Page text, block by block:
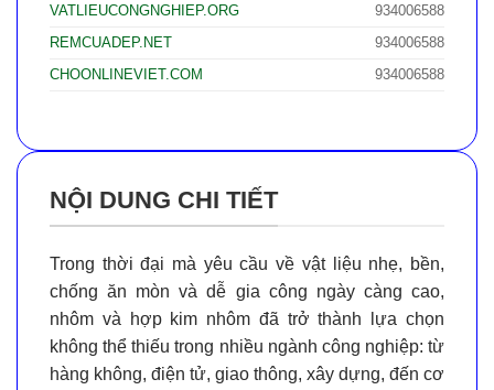
VATLIEUCONGNGHIEP.ORG
934006588
REMCUADEP.NET
934006588
CHOONLINEVIET.COM
934006588
NỘI DUNG CHI TIẾT
Trong thời đại mà yêu cầu về vật liệu nhẹ, bền,
chống ăn mòn và dễ gia công ngày càng cao,
nhôm và hợp kim nhôm đã trở thành lựa chọn
không thể thiếu trong nhiều ngành công nghiệp: từ
hàng không, điện tử, giao thông, xây dựng, đến cơ